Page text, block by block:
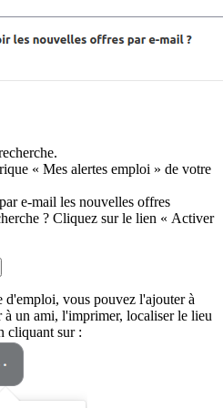
« Mes alertes emploi » de votre
e-mail les nouvelles offres
? Cliquez sur le lien « Activer
vous pouvez l'ajouter à
un ami, l'imprimer, localiser le lieu
cliquant sur :